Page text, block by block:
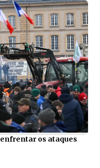
os ataques